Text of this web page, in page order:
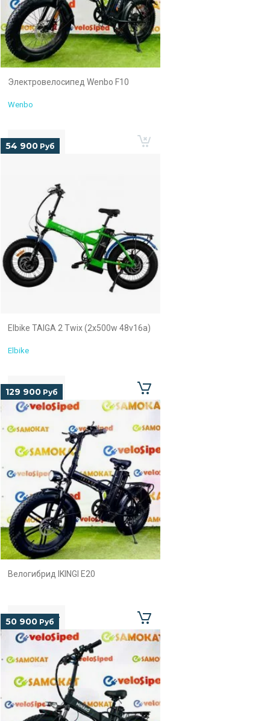
Электровелосипед Wenbo F10
Wenbo
54 900 Руб
Elbike TAIGA 2 Twix (2x500w 48v16a)
Elbike
129 900 Руб
Велогибрид IKINGI E20
50 900 Руб